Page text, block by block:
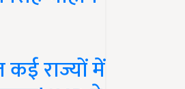
कई राज्यों में